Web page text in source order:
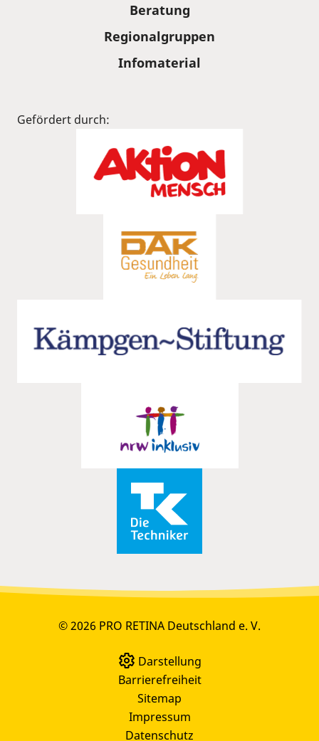
Beratung
Regionalgruppen
Infomaterial
Gefördert durch:
© 2026 PRO RETINA Deutschland e. V.
Darstellung
Barrierefreiheit
Sitemap
Impressum
Datenschutz